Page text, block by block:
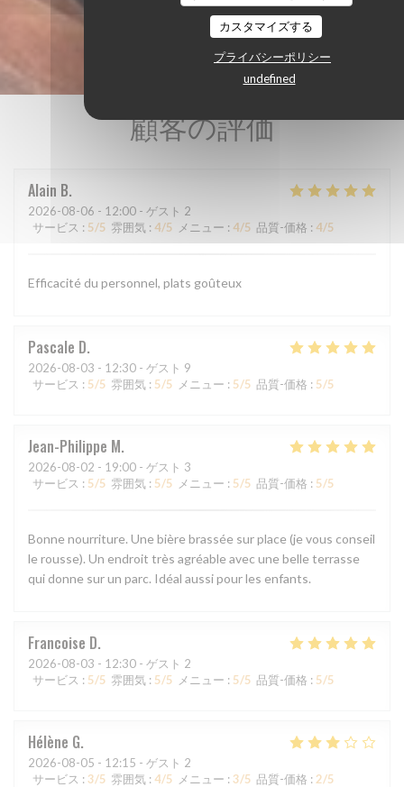
カスタマイズする
プライバシーポリシー
undefined
顧客の評価
Alain B
2026-08-06 - 12:00 - ゲスト 2
サービス : 5/5 雰囲気 : 4/5 メニュー : 4/5 品質-価格 : 4/5
Efficacité du personnel, plats goûteux
Pascale D
2026-08-03 - 12:30 - ゲスト 9
サービス : 5/5 雰囲気 : 5/5 メニュー : 5/5 品質-価格 : 5/5
Jean-Philippe M
2026-08-02 - 19:00 - ゲスト 3
サービス : 5/5 雰囲気 : 5/5 メニュー : 5/5 品質-価格 : 5/5
Bonne nourriture. Une bière brassée sur place (je vous conseil
le rousse). Un endroit très agréable avec une belle terrasse
qui donne sur un parc. Idéal aussi pour les enfants.
Francoise D
2026-08-03 - 12:30 - ゲスト 2
サービス : 5/5 雰囲気 : 5/5 メニュー : 5/5 品質-価格 : 5/5
Hélène G
2026-08-05 - 12:15 - ゲスト 2
サービス : 3/5 雰囲気 : 4/5 メニュー : 3/5 品質-価格 : 2/5